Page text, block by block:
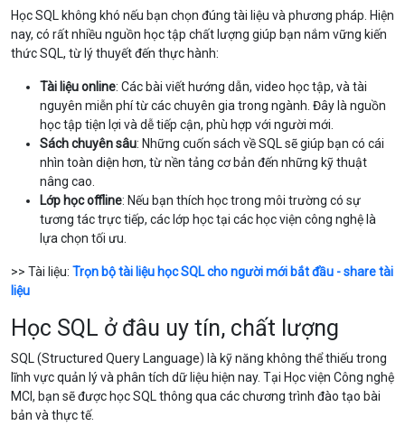
Học SQL không khó nếu bạn chọn đúng tài liệu và phương pháp. Hiện
nay, có rất nhiều nguồn học tập chất lượng giúp bạn nắm vững kiến
thức SQL, từ lý thuyết đến thực hành:
Tài liệu online: Các bài viết hướng dẫn, video học tập, và tài
nguyên miễn phí từ các chuyên gia trong ngành. Đây là nguồn
học tập tiện lợi và dễ tiếp cận, phù hợp với người mới.
Sách chuyên sâu: Những cuốn sách về SQL sẽ giúp bạn có cái
nhìn toàn diện hơn, từ nền tảng cơ bản đến những kỹ thuật
nâng cao.
Lớp học offline: Nếu bạn thích học trong môi trường có sự
tương tác trực tiếp, các lớp học tại các học viện công nghệ là
lựa chọn tối ưu.
>> Tài liệu: Trọn bộ tài liệu học SQL cho người mới bắt đầu - share tài
liệu
Học SQL ở đâu uy tín, chất lượng
SQL (Structured Query Language) là kỹ năng không thể thiếu trong
lĩnh vực quản lý và phân tích dữ liệu hiện nay. Tại Học viện Công nghệ
MCI, bạn sẽ được học SQL thông qua các chương trình đào tạo bài
bản và thực tế.